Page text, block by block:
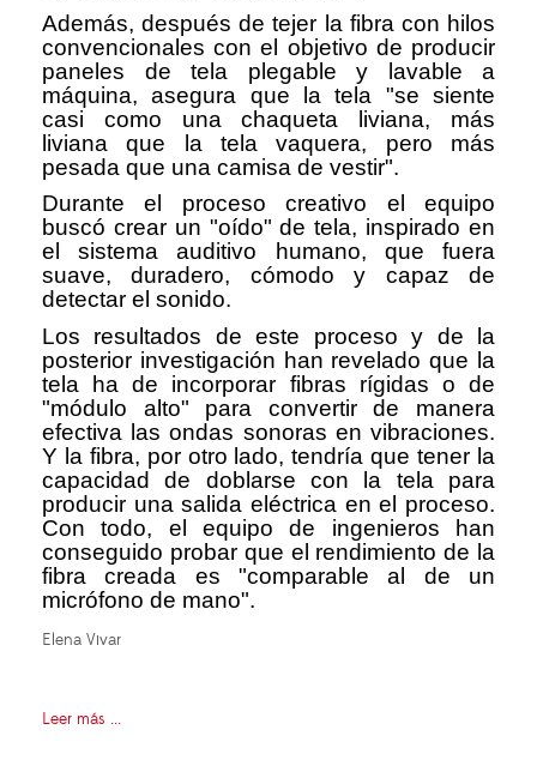
Además, después de tejer la fibra con hilos
convencionales con el objetivo de producir
paneles de tela plegable y lavable a
máquina, asegura que la tela "se siente
casi como una chaqueta liviana, más
liviana que la tela vaquera, pero más
pesada que una camisa de vestir".
Durante el proceso creativo el equipo
buscó crear un "oído" de tela, inspirado en
el sistema auditivo humano, que fuera
suave, duradero, cómodo y capaz de
detectar el sonido.
Los resultados de este proceso y de la
posterior investigación han revelado que la
tela ha de incorporar fibras rígidas o de
"módulo alto" para convertir de manera
efectiva las ondas sonoras en vibraciones.
Y la fibra, por otro lado, tendría que tener la
capacidad de doblarse con la tela para
producir una salida eléctrica en el proceso.
Con todo, el equipo de ingenieros han
conseguido probar que el rendimiento de la
fibra creada es "comparable al de un
micrófono de mano".
Elena Vivar
Leer más ...